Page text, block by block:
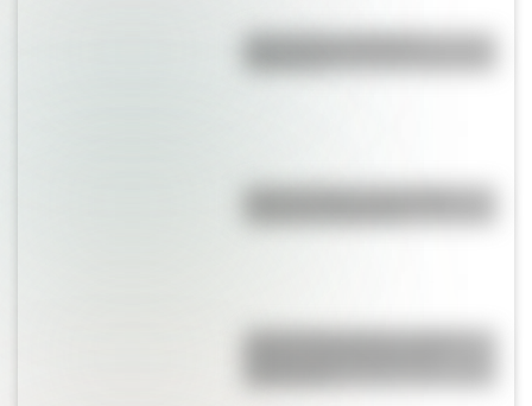
Duda resuelta: ¿es el Truco
José de San Martín: conocé